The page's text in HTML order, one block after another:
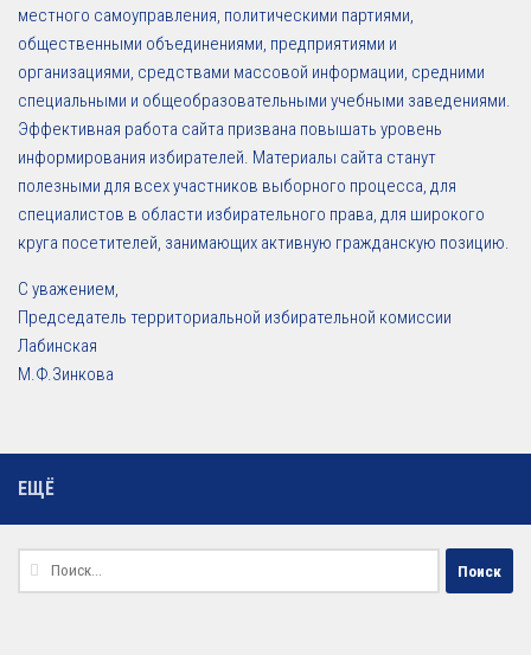
местного самоуправления, политическими партиями,
общественными объединениями, предприятиями и
организациями, средствами массовой информации, средними
специальными и общеобразовательными учебными заведениями.
Эффективная работа сайта призвана повышать уровень
информирования избирателей. Материалы сайта станут
полезными для всех участников выборного процесса, для
специалистов в области избирательного права, для широкого
круга посетителей, занимающих активную гражданскую позицию.
С уважением,
Председатель территориальной избирательной комиссии
Лабинская
М.Ф.Зинкова
ЕЩЁ
Найти: